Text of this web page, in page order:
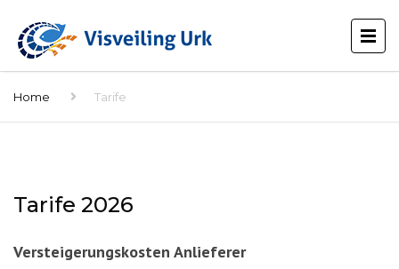
Home Tarife
Tarife 2026
Versteigerungskosten Anlieferer